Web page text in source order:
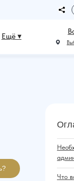
Ещё ▾
Что